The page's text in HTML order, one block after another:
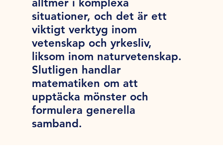
alltmer i komplexa
situationer, och det är ett
viktigt verktyg inom
vetenskap och yrkesliv,
liksom inom naturvetenskap.
Slutligen handlar
matematiken om att
upptäcka mönster och
formulera generella
samband.